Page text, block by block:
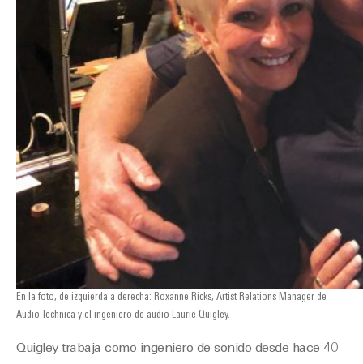
En la foto, de izquierda a derecha: Roxanne Ricks, Artist Relations Manager de
Audio-Technica y el ingeniero de audio Laurie Quigley.
Quigley trabaja como ingeniero de sonido desde hace 40